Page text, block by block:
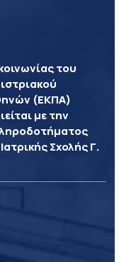
του
(ΕΚΠΑ)
με την
Σχολής Γ.